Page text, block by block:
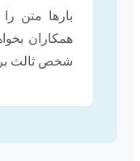
بارها متن
همکاران
شخص ثالث